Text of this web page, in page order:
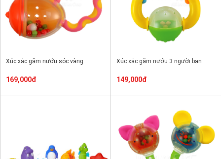
Xúc xắc gặm nướu sóc vàng
169,000đ
Xúc xắc gặm nướu 3 người bạn
149,000đ